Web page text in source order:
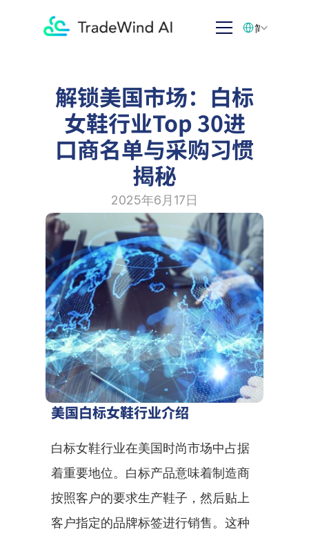
解锁美国市场：白标
女鞋行业Top 30进
口商名单与采购习惯
揭秘
2025年6月17日
美国白标女鞋行业介绍
白标女鞋行业在美国时尚市场中占据
着重要地位。白标产品意味着制造商
按照客户的要求生产鞋子，然后贴上
客户指定的品牌标签进行销售。这种
简体中文